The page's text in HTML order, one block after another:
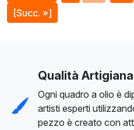
[Succ. »]
Qualità
Ogni quadro a olio è
artisti esperti
pezzo è creato con